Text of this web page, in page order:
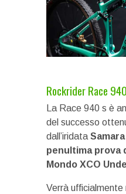
Rockrider Race
La Race 940 s è
del successo
dall’iridata
penultima prova
Mondo XCO
Verrà